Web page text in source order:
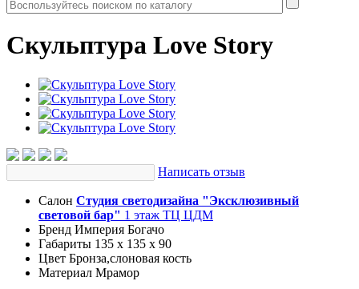
Скульптура Love Story
Написать отзыв
Салон Студия светодизайна "Эксклюзивный
световой бар" 1 этаж ТЦ ЦДМ
Бренд Империя Богачо
Габариты 135 x 135 x 90
Цвет Бронза,слоновая кость
Материал Мрамор